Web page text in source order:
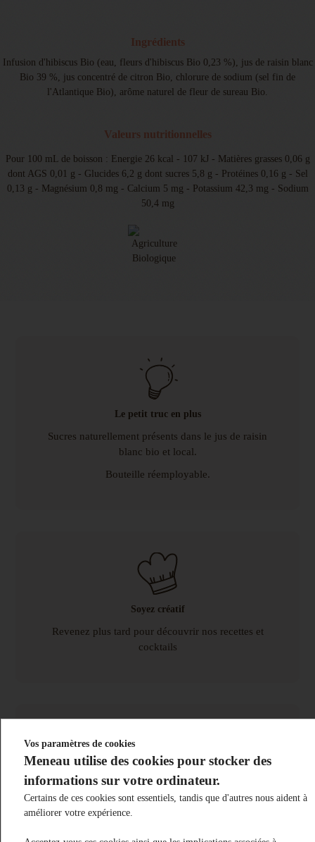
Ingrédients
Infusion d'hibiscus Bio (eau, fleurs d'hibiscus Bio 0,23 %), jus de raisin blanc
Bio 39 %, jus concentré de citron Bio, chlorure de sodium (sel fin de
l'Atlantique Bio), arôme naturel de fleur de sureau Bio.
Valeurs nutritionnelles
Pour 100 mL de boisson : Energie 26 kcal - 107 kJ - Matières grasses 0,06 g
dont AGS 0,01 g - Glucides 6,2 g dont sucres 5,8 g - Protéines 0,16 g - Sel
0,13 g - Magnésium 0,8 mg - Calcium 5 mg - Potassium 42,3 mg - Sodium
50,4 mg
Le petit truc en plus
Sucres naturellement présents dans le jus de raisin
blanc bio et local.
Bouteille réemployable.
Soyez créatif
Revenez plus tard pour découvrir nos recettes et
cocktails
Dégustation
DDM : 18 mois, voir sur l'emballage. Stockage à
température ambiante dans son emballage d'origine.
Vos paramètres de cookies
Meneau utilise des cookies pour stocker des
informations sur votre ordinateur.
Certains de ces cookies sont essentiels, tandis que d'autres nous aident à
améliorer votre expérience.